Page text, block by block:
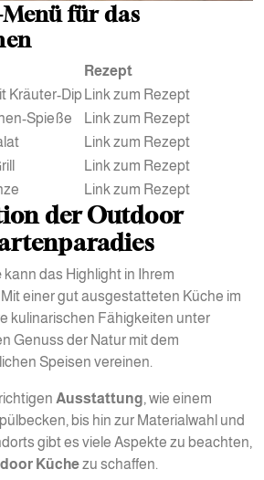
für das
Rezept
Kräuter-Dip Link zum Rezept
Spieße
Link zum Rezept
Link zum Rezept
Link zum Rezept
Link zum Rezept
der Outdoor
kann das Highlight in Ihrem
einer gut ausgestatteten Küche im
kulinarischen Fähigkeiten unter
Genuss der Natur mit dem
Speisen vereinen.
Ausstattung, wie einem
bis hin zur Materialwahl und
gibt es viele Aspekte zu beachten,
Küchezu schaffen.